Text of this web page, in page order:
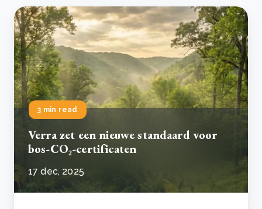
3 min read
Verra zet een nieuwe standaard voor
bos-CO₂-certificaten
17 dec, 2025